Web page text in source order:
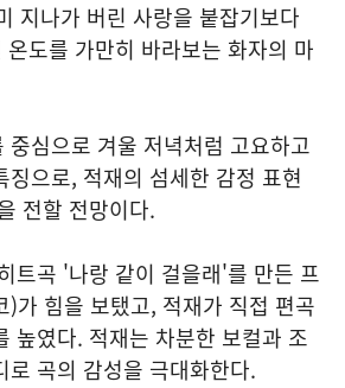
지나가 버린 사랑을 붙잡기보다
도를 가만히 바라보는 화자의 마
중심으로 겨울 저녁처럼 고요하고
징으로, 적재의 섬세한 감정 표현
전할 전망이다.
트곡 '나랑 같이 걸을래'를 만든 프
)가 힘을 보탰고, 적재가 직접 편곡
높였다. 적재는 차분한 보컬과 조
로 곡의 감성을 극대화한다.